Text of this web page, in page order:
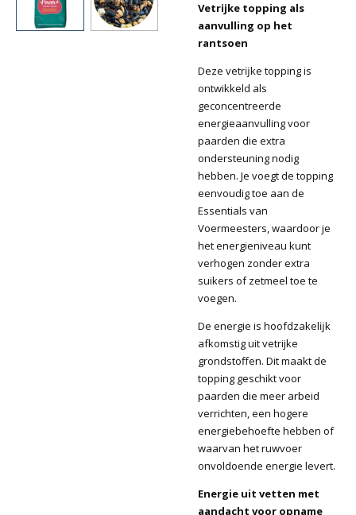
Vetrĳke topping als
aanvulling op het
rantsoen
Deze vetrĳke topping is
ontwikkeld als
geconcentreerde
energieaanvulling voor
paarden die extra
ondersteuning nodig
hebben. Je voegt de topping
eenvoudig toe aan de
Essentials van
Voermeesters, waardoor je
het energieniveau kunt
verhogen zonder extra
suikers of zetmeel toe te
voegen.
De energie is hoofdzakelĳk
afkomstig uit vetrijke
grondstoffen. Dit maakt de
topping geschikt voor
paarden die meer arbeid
verrichten, een hogere
energiebehoefte hebben of
waarvan het ruwvoer
onvoldoende energie levert.
Energie uit vetten met
aandacht voor opname